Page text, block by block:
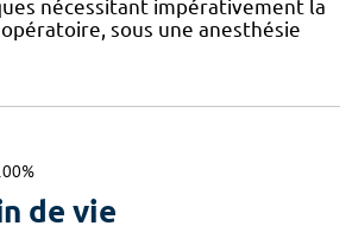
nécessitant impérativement la
sous une anesthésie
de vie